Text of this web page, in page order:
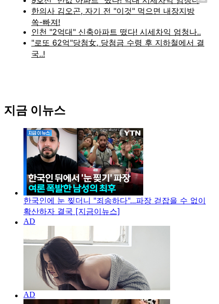
지금 이뉴스
한국인에 눈 찢더니 "죄송하다"...파장 걷잡을 수 없이
확산하자 결국 [지금이뉴스]